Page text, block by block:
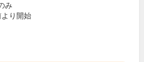
み
り開始